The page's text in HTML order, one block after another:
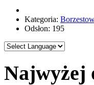
Kategoria:
Odsłon: 195
Najwyżej